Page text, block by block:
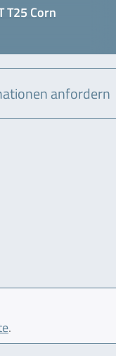
T25 Corn
anfordern
.